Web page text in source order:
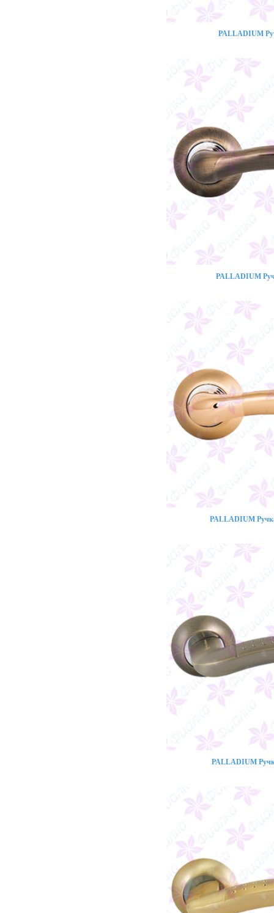
PALLADIUM
PALLADIUM
PALLADIUM
PALLADIUM